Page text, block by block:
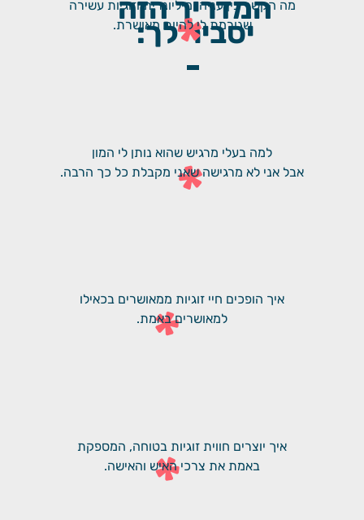
המדריך הזה
יסביר לך:
*
מה הקשר בין עניה, מיליונרית וזוגיות עשירה
שגורמת לי להיות מאושרת.
*
למה בעלי מרגיש שהוא נותן לי המון
אבל אני לא מרגישה שאני מקבלת כל כך הרבה.
*
איך הופכים חיי זוגיות ממאושרים בכאילו
למאושרים באמת.
*
איך יוצרים חווית זוגיות בטוחה, המספקת
באמת את צרכי האיש והאישה.